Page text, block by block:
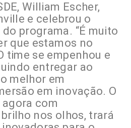
William Escher,
e celebrou o
programa. “É muito
que estamos no
time se empenhou e
entregar ao
melhor em
em inovação. O
com
nos olhos, trará